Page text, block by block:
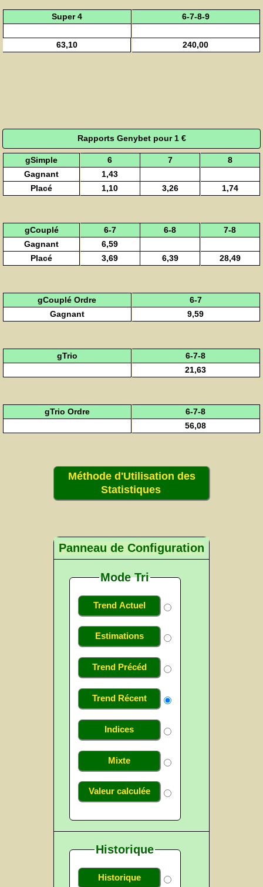
Super 4 6-7-8-9
63,10 240,00
Rapports Genybet pour 1 €
gSimple 6 7
8
Gagnant
1,43
Placé
1,10 3,26 1,74
gCouplé 6-7 6-8
7-8
Gagnant
6,59
Placé
3,69 6,39 28,49
gCouplé Ordre
6-7
Gagnant
9,59
gTrio
6-7-8
21,63
gTrio Ordre
6-7-8
56,08
Méthode d'Utilisation des
Statistiques
Panneau de Configuration
Mode Tri
Trend Actuel
Estimations
Trend Précéd
Trend Récent
Indices
Mixte
Valeur calculée
Historique
Historique